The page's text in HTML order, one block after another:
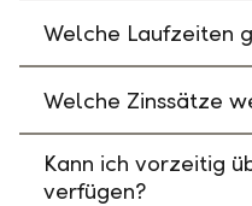
Welche Laufzeiten
Welche Zinssätze
Kann ich vorzeitig
verfügen?